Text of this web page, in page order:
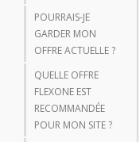
POURRAIS-JE
GARDER MON
OFFRE ACTUELLE ?
QUELLE OFFRE
FLEXONE EST
RECOMMANDÉE
POUR MON SITE ?